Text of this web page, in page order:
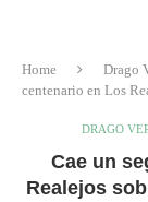
Home Drago
centenario en Los
DRAGO
Cae un
Realejos